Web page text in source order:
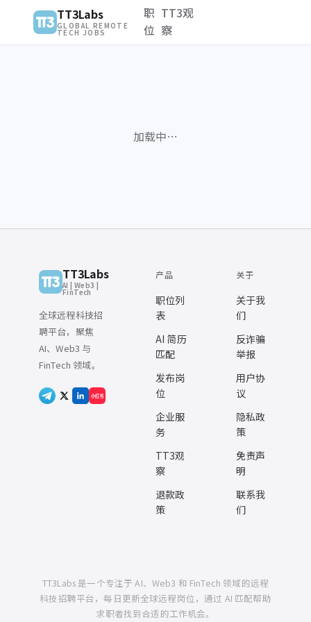
TT3Labs
GLOBAL REMOTE
TECH JOBS
职
位
TT3观
察
加载中…
TT3Labs
AI | Web3 |
FinTech
全球远程科技招
聘平台，聚焦
AI、Web3 与
FinTech 领域。
小红书
产品
职位列
表
AI 简历
匹配
发布岗
位
企业服
务
TT3观
察
退款政
策
关于
关于我
们
反诈骗
举报
用户协
议
隐私政
策
免责声
明
联系我
们
TT3Labs 是一个专注于 AI、Web3 和 FinTech 领域的远程
科技招聘平台，每日更新全球远程岗位，通过 AI 匹配帮助
求职者找到合适的工作机会。